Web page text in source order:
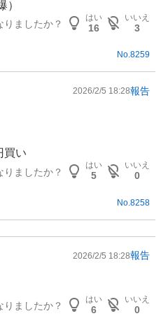
）
ましたか？
はい
16
いいえ
3
No.8259
2026/2/5 18:28報告
買い
ましたか？
はい
5
いいえ
0
No. 8258
2026/2/5 18:28報告
ましたか？
はい
6
いいえ
0